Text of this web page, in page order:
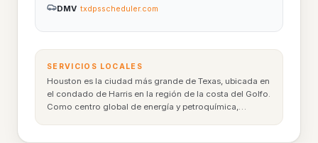
DMV txdpsscheduler.com
SERVICIOS LOCALES
Houston es la ciudad más grande de Texas, ubicada en
el condado de Harris en la región de la costa del Golfo.
Como centro global de energía y petroquímica,